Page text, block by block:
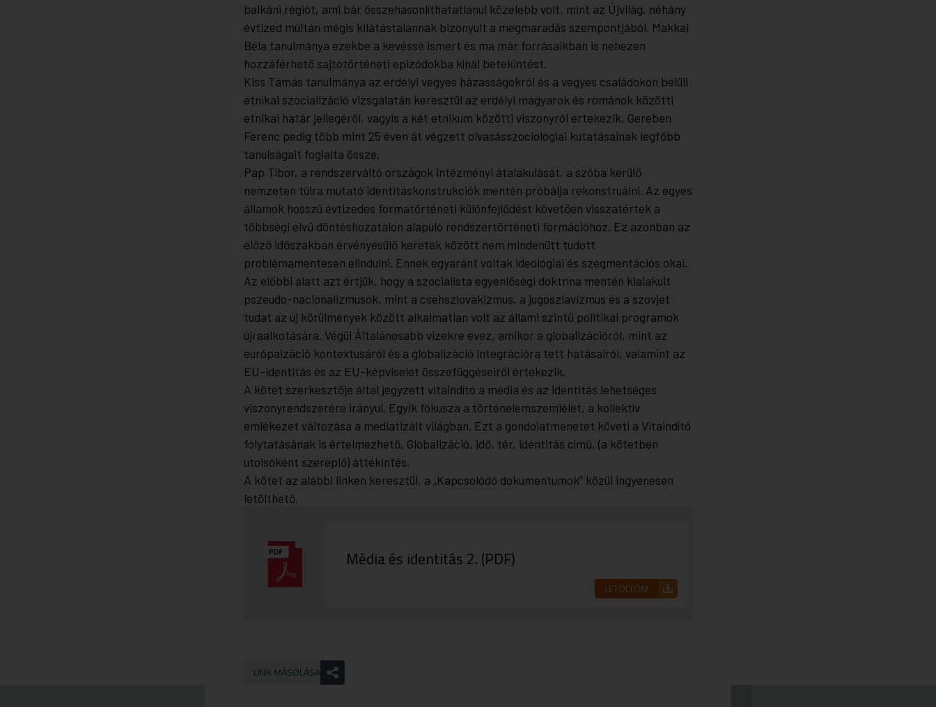
balkáni régiót, ami bár összehasonlíthatatlanul közelebb volt, mint az Újvilág, néhány
évtized múltán mégis kilátástalannak bizonyult a megmaradás szempontjából. Makkai
Béla tanulmánya ezekbe a kevéssé ismert és ma már forrásaikban is nehezen
hozzáférhető sajtótörténeti epizódokba kínál betekintést.
Kiss Tamás tanulmánya az erdélyi vegyes házasságokról és a vegyes családokon belüli
etnikai szocializáció vizsgálatán keresztül az erdélyi magyarok és románok közötti
etnikai határ jellegéről, vagyis a két etnikum közötti viszonyról értekezik, Gereben
Ferenc pedig több mint 25 éven át végzett olvasásszociológiai kutatásainak legfőbb
tanulságait foglalta össze.
Pap Tibor, a rendszerváltó országok intézményi átalakulását, a szóba kerülő
nemzeten túlra mutató identitáskonstrukciók mentén próbálja rekonstruálni. Az egyes
államok hosszú évtizedes formatörténeti különfejlődést követően visszatértek a
többségi elvű döntéshozatalon alapuló rendszertörténeti formációhoz. Ez azonban az
előző időszakban érvényesülő keretek között nem mindenütt tudott
problémamentesen elindulni. Ennek egyaránt voltak ideológiai és szegmentációs okai.
Az előbbi alatt azt értjük, hogy a szocialista egyenlőségi doktrína mentén kialakult
pszeudo-nacionalizmusok, mint a csehszlovakizmus, a jugoszlavizmus és a szovjet
tudat az új körülmények között alkalmatlan volt az állami szintű politikai programok
újraalkotására. Végül Általánosabb vizekre evez, amikor a globalizációról, mint az
európaizáció kontextusáról és a globalizáció integrációra tett hatásairól, valamint az
EU-identitás és az EU-képviselet összefüggéseiről értekezik.
A kötet szerkesztője által jegyzett vitaindító a média és az identitás lehetséges
viszonyrendszerére irányul. Egyik fókusza a történelemszemlélet, a kollektív
emlékezet változása a mediatizált világban. Ezt a gondolatmenetet követi a Vitaindító
folytatásának is értelmezhető, Globalizáció, idő, tér, identitás című, (a kötetben
utolsóként szereplő) áttekintés.
A kötet az alábbi linken keresztül, a „Kapcsolódó dokumentumok” közül ingyenesen
letölthető.
Média és identitás 2. (PDF)
LETÖLTÖM
LINK MÁSOLÁSA